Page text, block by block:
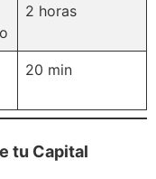
2 horas
20 min
tu Capital